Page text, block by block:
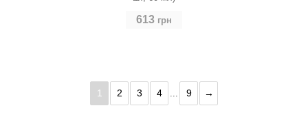
613 грн
1 2 3 4 →
9